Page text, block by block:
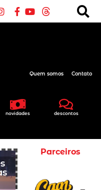
novidades descontos
Quem somos Contato
Parceiros